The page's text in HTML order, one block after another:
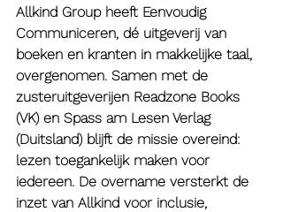
Allkind Group heeft Eenvoudig
Communiceren, dé uitgeverij van
boeken en kranten in makkelijke taal,
overgenomen. Samen met de
zusteruitgeverijen Readzone Books
(VK) en Spass am Lesen Verlag
(Duitsland) blijft de missie overeind:
lezen toegankelijk maken voor
iedereen. De overname versterkt de
inzet van Allkind voor inclusie,